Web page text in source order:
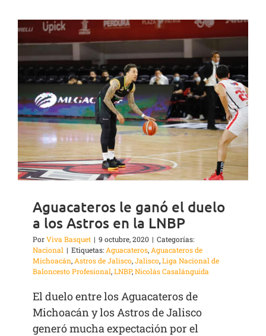
Aguacateros le ganó el duelo
a los Astros en la LNBP
PorViva Basquet | 9 octubre, 2020 | Categorías:
Nacional | Etiquetas: Aguacateros, Aguacateros de
Michoacán, Astros de Jalisco,Jalisco,Liga Nacional de
Baloncesto Profesional,LNBP,Nicolás Casalánguida
El duelo entre los Aguacateros de
Michoacán y los Astros de Jalisco
generó mucha expectación por el